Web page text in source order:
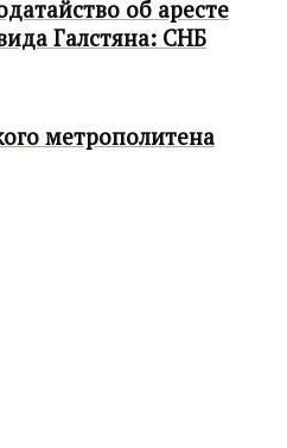
об аресте
Галстяна: СНБ
метрополитена